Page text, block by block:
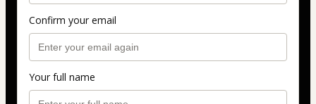
Confirm your email
Your full name